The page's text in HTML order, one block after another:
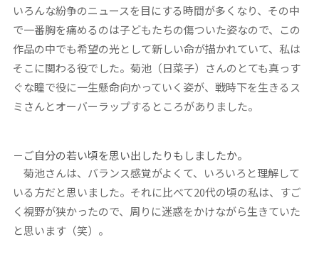
いろんな紛争のニュースを目にする時間が多くなり、その中
で一番胸を痛めるのは子どもたちの傷ついた姿なので、この
作品の中でも希望の光として新しい命が描かれていて、私は
そこに関わる役でした。菊池（日菜子）さんのとても真っす
ぐな瞳で役に一生懸命向かっていく姿が、戦時下を生きるス
ミさんとオーバーラップするところがありました。
－ご自分の若い頃を思い出したりもしましたか。
菊池さんは、バランス感覚がよくて、いろいろと理解して
いる方だと思いました。それに比べて20代の頃の私は、すご
く視野が狭かったので、周りに迷惑をかけながら生きていた
と思います（笑）。